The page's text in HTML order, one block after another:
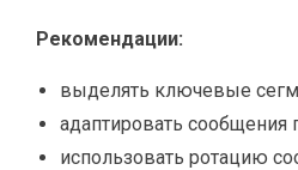
Рекомендации:
выделять ключевые
адаптировать сообщения
использовать ротацию